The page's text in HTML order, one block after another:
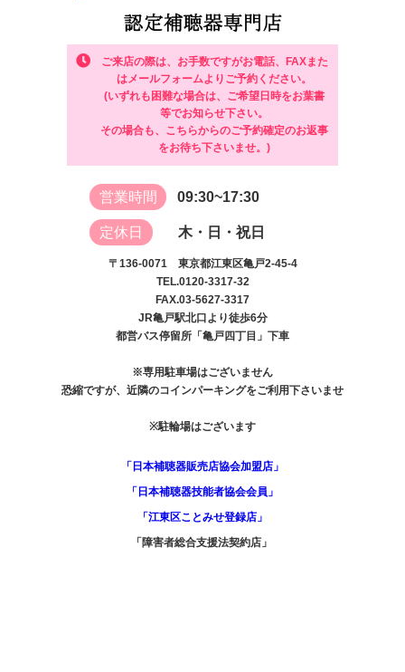
ご来店の際は、お手数ですがお電話、FAXまた
はメールフォームよりご予約ください。
(いずれも困難な場合は、ご希望日時をお葉書
等でお知らせ下さい。
その場合も、こちらからのご予約確定のお返事
をお待ち下さいませ。)
営業時間 09:30~17:30
定休日 木・日・祝日
〒136-0071 東京都江東区亀戸2-45-4
TEL.0120-3317-32
FAX.03-5627-3317
JR亀戸駅北口より徒歩6分
都営バス停留所「亀戸四丁目」下車
※専用駐車場はございません
恐縮ですが、近隣のコインパーキングをご利用下さいませ
※駐輪場はございます
「日本補聴器販売店協会加盟店」
「日本補聴器技能者協会会員」
「江東区ことみせ登録店」
「障害者総合支援法契約店」